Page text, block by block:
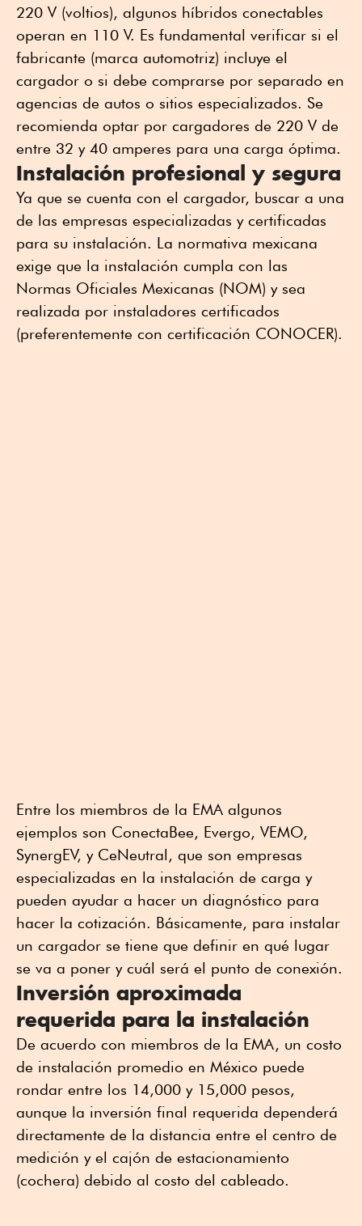
220 V (voltios), algunos híbridos conectables
operan en 110 V. Es fundamental verificar si el
fabricante (marca automotriz) incluye el
cargador o si debe comprarse por separado en
agencias de autos o sitios especializados. Se
recomienda optar por cargadores de 220 V de
entre 32 y 40 amperes para una carga óptima.
Instalación profesional y segura
Ya que se cuenta con el cargador, buscar a una
de las empresas especializadas y certificadas
para su instalación. La normativa mexicana
exige que la instalación cumpla con las
Normas Oficiales Mexicanas (NOM) y sea
realizada por instaladores certificados
(preferentemente con certificación CONOCER).
Entre los miembros de la EMA algunos
ejemplos son ConectaBee, Evergo, VEMO,
SynergEV, y CeNeutral, que son empresas
especializadas en la instalación de carga y
pueden ayudar a hacer un diagnóstico para
hacer la cotización. Básicamente, para instalar
un cargador se tiene que definir en qué lugar
se va a poner y cuál será el punto de conexión.
Inversión aproximada
requerida para la instalación
De acuerdo con miembros de la EMA, un costo
de instalación promedio en México puede
rondar entre los 14,000 y 15,000 pesos,
aunque la inversión final requerida dependerá
directamente de la distancia entre el centro de
medición y el cajón de estacionamiento
(cochera) debido al costo del cableado.